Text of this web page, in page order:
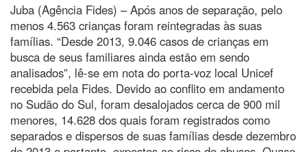
Juba (Agência Fides) – Após anos de separação, pelo
menos 4.563 crianças foram reintegradas às suas
famílias. “Desde 2013, 9.046 casos de crianças em
busca de seus familiares ainda estão em sendo
analisados”, lê-se em nota do porta-voz local Unicef
recebida pela Fides. Devido ao conflito em andamento
no Sudão do Sul, foram desalojados cerca de 900 mil
menores, 14.628 dos quais foram registrados como
separados e dispersos de suas famílias desde dezembro